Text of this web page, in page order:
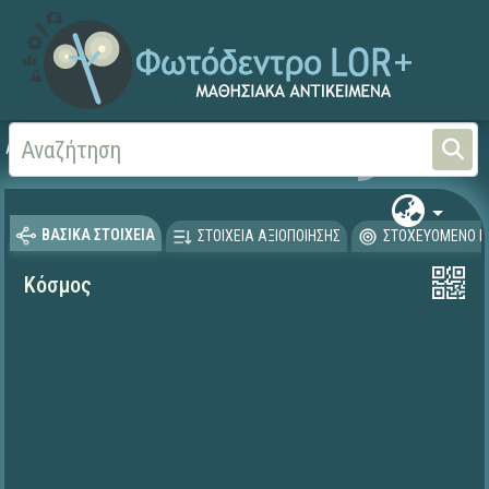
Αρχική ΕΡΓΑ ΙΤΥΕ 1996-2008
ΒΑΣΙΚΑ ΣΤΟΙΧΕΙΑ ΣΤΟΙΧΕΙΑ ΑΞΙΟΠΟΙΗΣΗΣ ΣΤΟΧΕΥΟΜΕΝΟ
Κόσμος